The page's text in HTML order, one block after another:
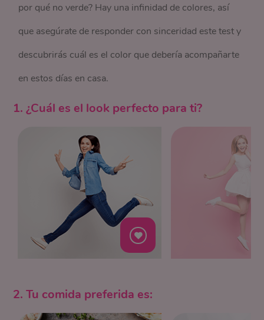
por qué no verde? Hay una infinidad de colores, así
que asegúrate de responder con sinceridad este test y
descubrirás cuál es el color que debería acompañarte
en estos días en casa.
1. ¿Cuál es el look perfecto para ti?
2. Tu comida preferida es: